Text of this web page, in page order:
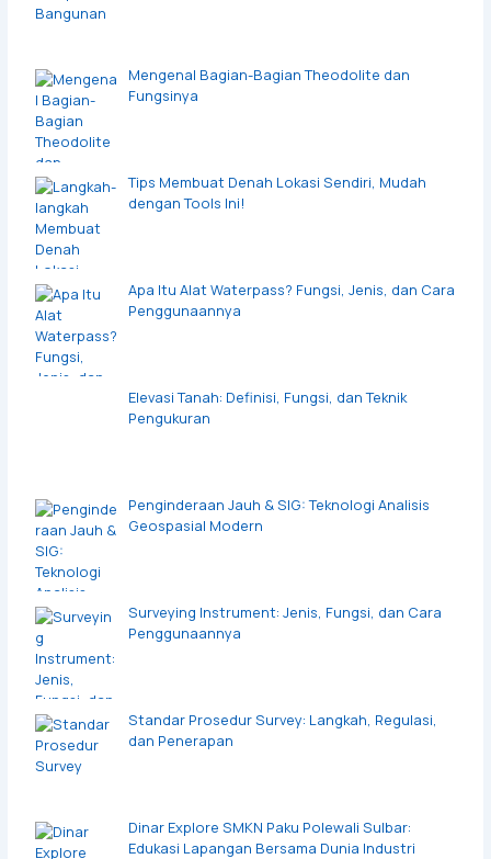
Mengenal Bagian-Bagian Theodolite dan
Fungsinya
Tips Membuat Denah Lokasi Sendiri, Mudah
dengan Tools Ini!
Apa Itu Alat Waterpass? Fungsi, Jenis, dan Cara
Penggunaannya
Elevasi Tanah: Definisi, Fungsi, dan Teknik
Pengukuran
Penginderaan Jauh & SIG: Teknologi Analisis
Geospasial Modern
Surveying Instrument: Jenis, Fungsi, dan Cara
Penggunaannya
Standar Prosedur Survey: Langkah, Regulasi,
dan Penerapan
Dinar Explore SMKN Paku Polewali Sulbar:
Edukasi Lapangan Bersama Dunia Industri